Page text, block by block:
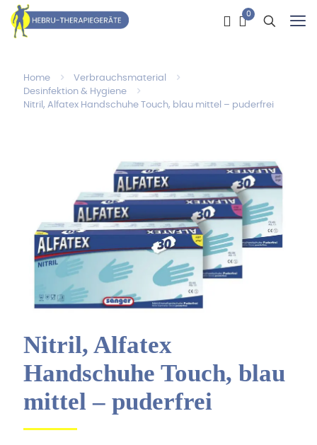
0
Home
Verbrauchsmaterial
Desinfektion & Hygiene
Nitril, Alfatex Handschuhe Touch, blau mittel – puderfrei
Nitril, Alfatex
Handschuhe Touch, blau
mittel – puderfrei